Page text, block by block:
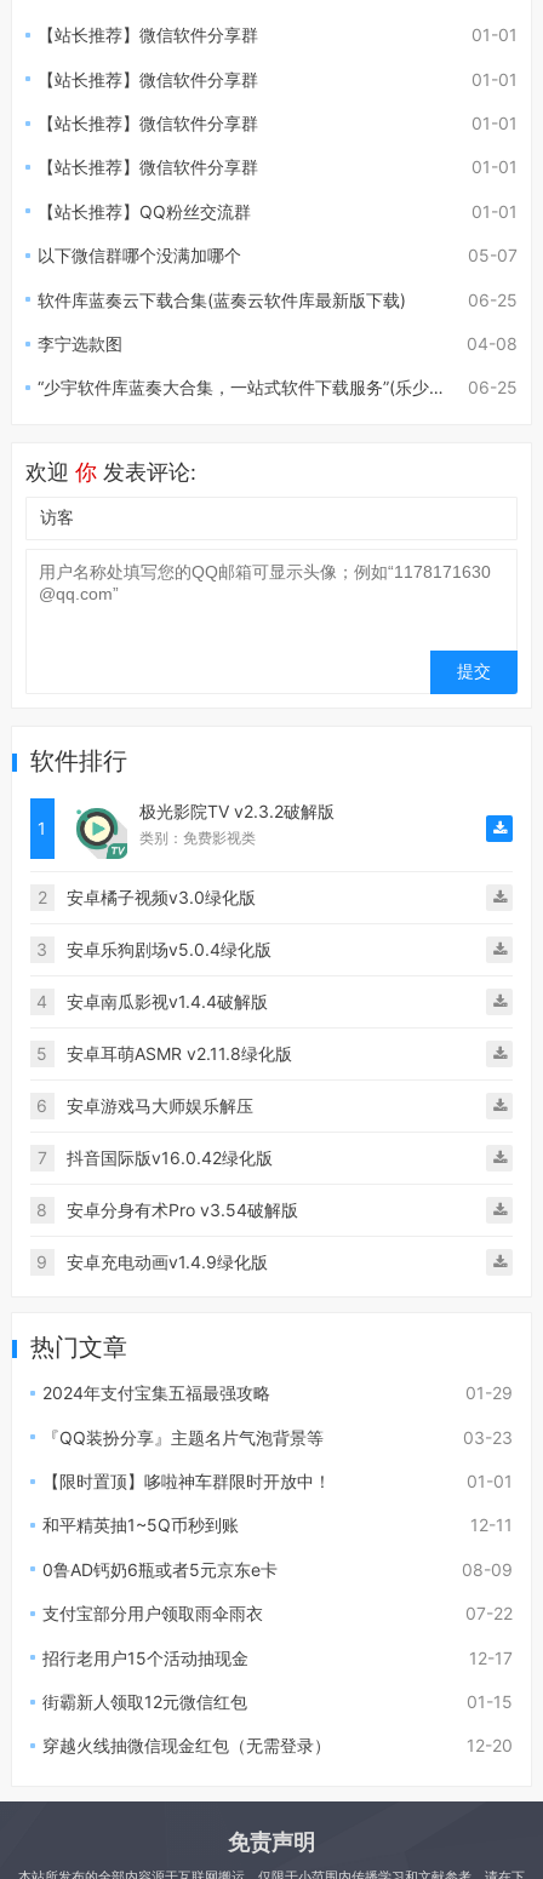
01-01
【站长推荐】微信软件分享群
01-01
【站长推荐】微信软件分享群
01-01
【站长推荐】微信软件分享群
01-01
【站长推荐】微信软件分享群
01-01
【站长推荐】QQ粉丝交流群
05-07
以下微信群哪个没满加哪个
06-25
软件库蓝奏云下载合集(蓝奏云软件库最新版下载)
04-08
李宁选款图
06-25
“少宇软件库蓝奏大合集，一站式软件下载服务”(乐少软件库蓝奏)
欢迎 你发表评论:
软件排行
1
极光影院TV v2.3.2破解版
类别：免费影视类
2 安卓橘子视频v3.0绿化版
3 安卓乐狗剧场v5.0.4绿化版
4 安卓南瓜影视v1.4.4破解版
5 安卓耳萌ASMR v2.11.8绿化版
6 安卓游戏马大师娱乐解压
7 抖音国际版v16.0.42绿化版
8 安卓分身有术Pro v3.54破解版
9 安卓充电动画v1.4.9绿化版
热门文章
01-29
2024年支付宝集五福最强攻略
03-23
『QQ装扮分享』主题名片气泡背景等
01-01
【限时置顶】哆啦神车群限时开放中！
12-11
和平精英抽1~5Q币秒到账
08-09
0鲁AD钙奶6瓶或者5元京东e卡
07-22
支付宝部分用户领取雨伞雨衣
12-17
招行老用户15个活动抽现金
01-15
街霸新人领取12元微信红包
12-20
穿越火线抽微信现金红包（无需登录）
免责声明